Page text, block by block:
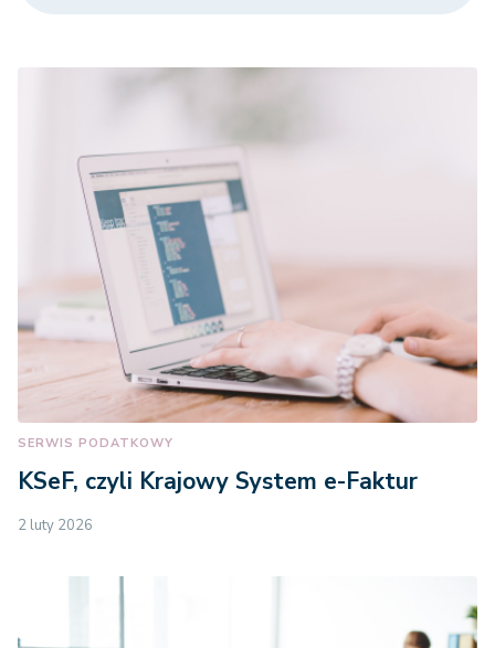
SERWIS PODATKOWY
KSeF, czyli Krajowy System e-Faktur
2 luty 2026